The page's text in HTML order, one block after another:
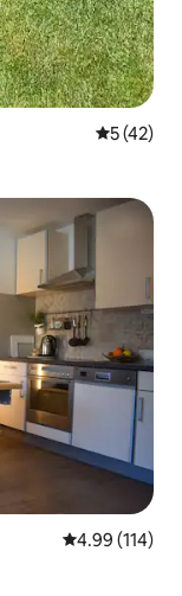
レビュー
5 (42)
レビュー114
4.99 (114)